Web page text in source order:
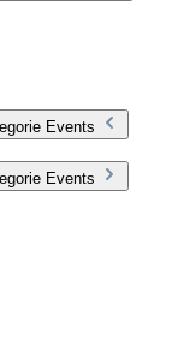
Events
Events